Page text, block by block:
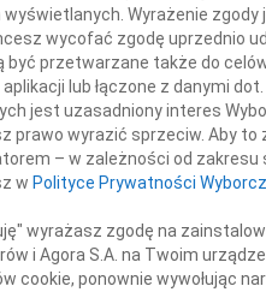
współczucia
Panu
Łukaszowi
powodu śmierci
Wyrażenie
wycofać zgodę uprzednio
być przetwarzane także do
lub łączone z danymi
jest uzasadniony interes
prawo wyrazić sprzeciw. Aby to
– w zależności od
w Polityce Prywatności
wyrażasz zgodę na
i Agora S.A. na Twoim
cookie, ponownie wywołując